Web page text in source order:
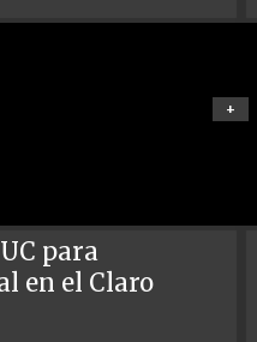
+
para
en el Claro